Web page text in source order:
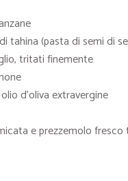
tahina (pasta di semi di
tritati finemente
d’oliva extravergine
e prezzemolo